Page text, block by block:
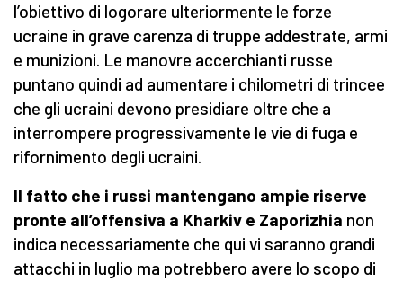
l’obiettivo di logorare ulteriormente le forze
ucraine in grave carenza di truppe addestrate, armi
e munizioni. Le manovre accerchianti russe
puntano quindi ad aumentare i chilometri di trincee
che gli ucraini devono presidiare oltre che a
interrompere progressivamente le vie di fuga e
rifornimento degli ucraini.
Il fatto che i russi mantengano ampie riserve
pronte all’offensiva a Kharkiv e Zaporizhia non
indica necessariamente che qui vi saranno grandi
attacchi in luglio ma potrebbero avere lo scopo di